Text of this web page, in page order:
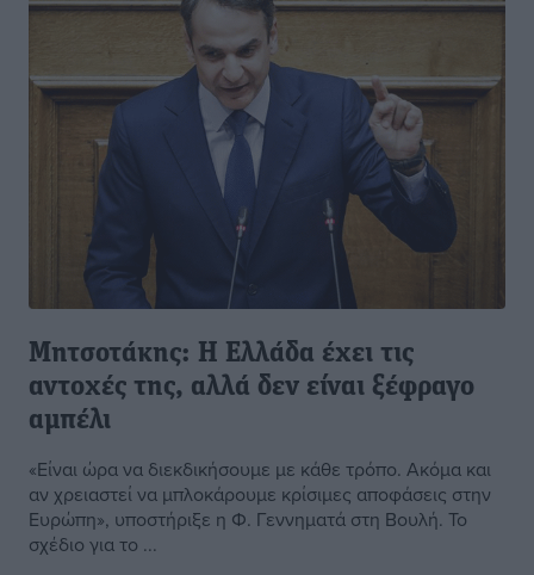
Μητσοτάκης: Η Ελλάδα έχει τις
αντοχές της, αλλά δεν είναι ξέφραγο
αμπέλι
«Είναι ώρα να διεκδικήσουμε με κάθε τρόπο. Ακόμα και
αν χρειαστεί να μπλοκάρουμε κρίσιμες αποφάσεις στην
Ευρώπη», υποστήριξε η Φ. Γεννηματά στη Βουλή. Το
σχέδιο για το ...